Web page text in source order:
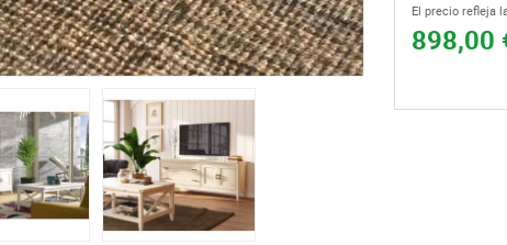
898,00
El precio refleja